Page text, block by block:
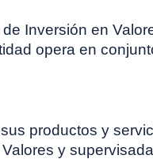
Inversión en
opera en
productos y
y